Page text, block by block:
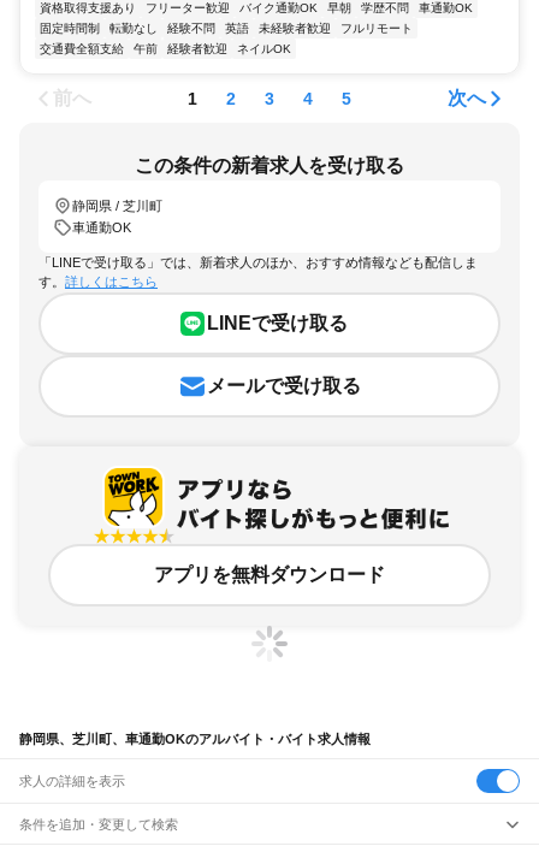
資格取得支援あり
フリーター歓迎 バイク通勤OK 早朝 学歴不問
車通勤OK
固定時間制
転勤なし 経験不問 英語 未経験者歓迎
フルリモート
交通費全額支給
午前 経験者歓迎 ネイルOK
前へ 1 2 3 4 5 次へ
この条件の新着求人を受け取る
静岡県 / 芝川町
車通勤OK
「LINEで受け取る」では、新着求人のほか、おすすめ情報なども配信しま
す。 詳しくはこちら
LINEで受け取る
メールで受け取る
アプリを無料ダウンロード
静岡県、芝川町、車通勤OKのアルバイト・バイト求人情報
求人の詳細を表示
条件を追加・変更して検索